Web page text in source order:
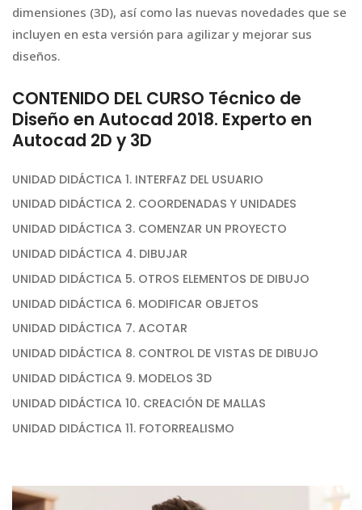
dimensiones (3D), así como las nuevas novedades que se
incluyen en esta versión para agilizar y mejorar sus
diseños.
CONTENIDO DEL CURSO Técnico de
Diseño en Autocad 2018. Experto en
Autocad 2D y 3D
UNIDAD DIDÁCTICA 1. INTERFAZ DEL USUARIO
UNIDAD DIDÁCTICA 2. COORDENADAS Y UNIDADES
UNIDAD DIDÁCTICA 3. COMENZAR UN PROYECTO
UNIDAD DIDÁCTICA 4. DIBUJAR
UNIDAD DIDÁCTICA 5. OTROS ELEMENTOS DE DIBUJO
UNIDAD DIDÁCTICA 6. MODIFICAR OBJETOS
UNIDAD DIDÁCTICA 7. ACOTAR
UNIDAD DIDÁCTICA 8. CONTROL DE VISTAS DE DIBUJO
UNIDAD DIDÁCTICA 9. MODELOS 3D
UNIDAD DIDÁCTICA 10. CREACIÓN DE MALLAS
UNIDAD DIDÁCTICA 11. FOTORREALISMO